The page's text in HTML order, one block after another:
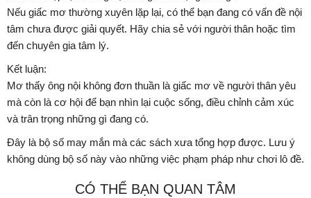
Nếu giấc mơ thường xuyên lặp lại, có thể bạn đang có vấn đề nội
tâm chưa được giải quyết. Hãy chia sẻ với người thân hoặc tìm
đến chuyên gia tâm lý.
Kết luận:
Mơ thấy ông nội không đơn thuần là giấc mơ về người thân yêu
mà còn là cơ hội để bạn nhìn lại cuộc sống, điều chỉnh cảm xúc
và trân trọng những gì đang có.
Đây là bộ số may mắn mà các sách xưa tổng hợp được. Lưu ý
không dùng bộ số này vào những việc phạm pháp như chơi lô đề.
CÓ THỂ BẠN QUAN TÂM